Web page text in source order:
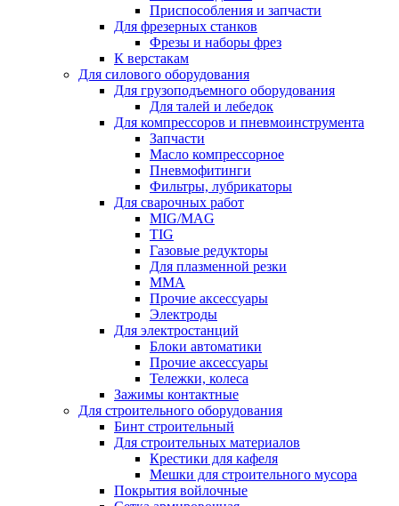
Приспособления и запчасти
Для фрезерных станков
Фрезы и наборы фрез
К верстакам
Для силового оборудования
Для грузоподъемного оборудования
Для талей и лебедок
Для компрессоров и пневмоинструмента
Запчасти
Масло компрессорное
Пневмофитинги
Фильтры, лубрикаторы
Для сварочных работ
MIG/MAG
TIG
Газовые редукторы
Для плазменной резки
ММА
Прочие аксессуары
Электроды
Для электростанций
Блоки автоматики
Прочие аксессуары
Тележки, колеса
Зажимы контактные
Для строительного оборудования
Бинт строительный
Для строительных материалов
Крестики для кафеля
Мешки для строительного мусора
Покрытия войлочные